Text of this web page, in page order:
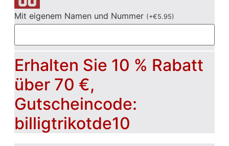
Mit eigenem Namen und Nummer (+€5.95)
Erhalten Sie 10 % Rabatt
über 70 €,
Gutscheincode:
billigtrikotde10